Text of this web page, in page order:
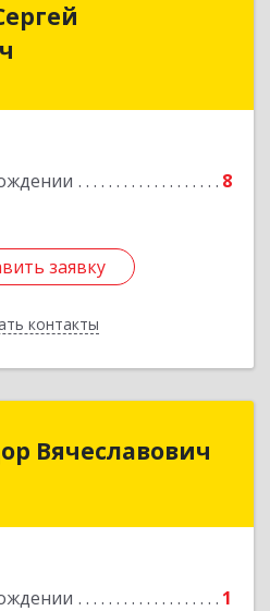
8
заявку
контакты
Маслагин Сергей
Подробнее
заявку
Назад
Вячеславович
1
Вячеславович